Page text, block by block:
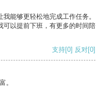
能够更轻松地完成工作任务。
可以提前下班，有更多的时间陪
支持[0] 反对[0]
。